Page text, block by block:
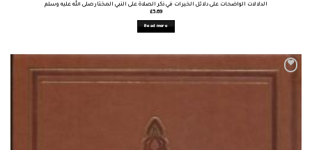
الدلالات الواضحات على دلائل الخيرات في ذكر الصلاة على النبي المختار صلى الله عليه وسلم
£5.69
Read more